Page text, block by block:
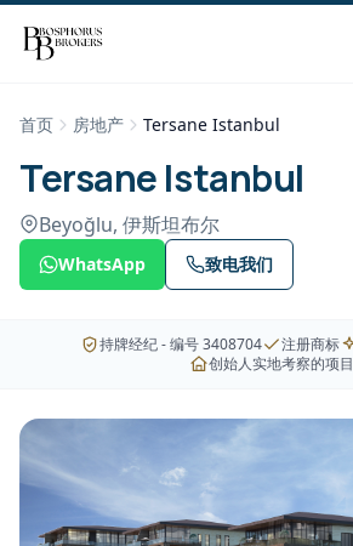
首页 房地产 Tersane Istanbul
Tersane Istanbul
Beyoğlu, 伊斯坦布尔
WhatsApp 致电我们
持牌经纪 - 编号 3408704 注册商标
创始人实地考察的项目